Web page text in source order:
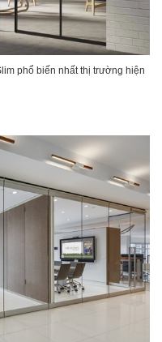
phổ biến nhất thị trường hiện